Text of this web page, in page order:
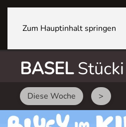
Zum Hauptinhalt springen
BASEL
Diese Woche >